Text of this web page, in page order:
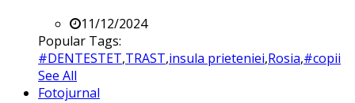
11/12/2024
Popular Tags:
#DENTESTET,TRAST,insula prieteniei,Rosia,#copii
See All
Fotojurnal